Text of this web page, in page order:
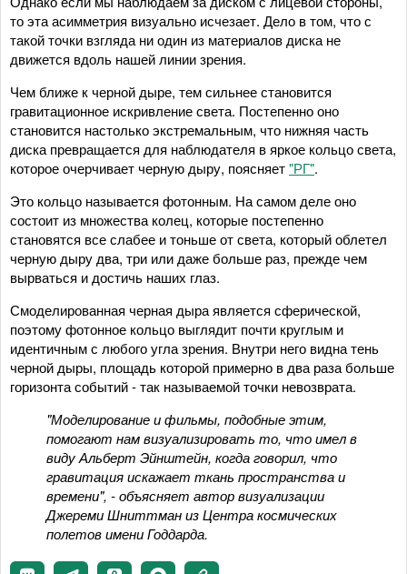
то эта асимметрия визуально исчезает. Дело в том, что с
такой точки взгляда ни один из материалов диска не
движется вдоль нашей линии зрения.
Чем ближе к черной дыре, тем сильнее становится
гравитационное искривление света. Постепенно оно
становится настолько экстремальным, что нижняя часть
диска превращается для наблюдателя в яркое кольцо света,
которое очерчивает черную дыру, поясняет"РГ".
Это кольцо называется фотонным. На самом деле оно
состоит из множества колец, которые постепенно
становятся все слабее и тоньше от света, который облетел
черную дыру два, три или даже больше раз, прежде чем
вырваться и достичь наших глаз.
Смоделированная черная дыра является сферической,
поэтому фотонное кольцо выглядит почти круглым и
идентичным с любого угла зрения. Внутри него видна тень
черной дыры, площадь которой примерно в два раза больше
горизонта событий - так называемой точки невозврата.
"Моделирование и фильмы, подобные этим,
помогают нам визуализировать то, что имел в
виду Альберт Эйнштейн, когда говорил, что
гравитация искажает ткань пространства и
времени", - объясняет автор визуализации
Джереми Шниттман из Центра космических
полетов имени Годдарда.